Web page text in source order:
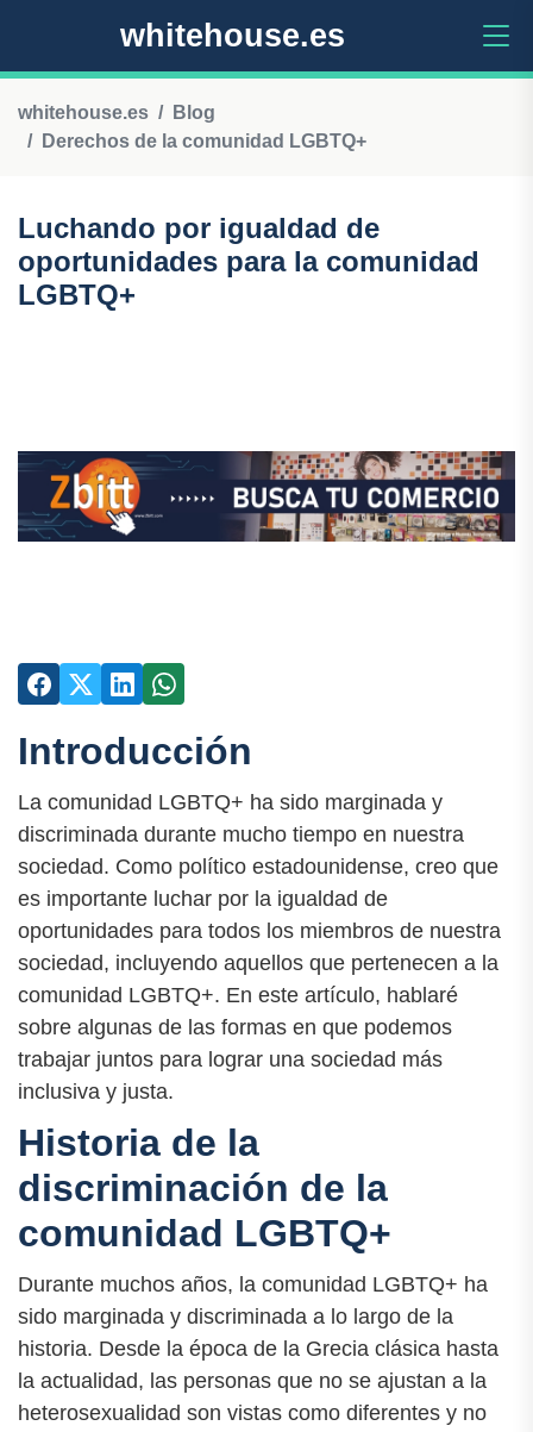
whitehouse.es
whitehouse.es
Blog
Derechos de la comunidad LGBTQ+
Luchando por igualdad de
oportunidades para la comunidad
LGBTQ+
Introducción
La comunidad LGBTQ+ ha sido marginada y
discriminada durante mucho tiempo en nuestra
sociedad. Como político estadounidense, creo que
es importante luchar por la igualdad de
oportunidades para todos los miembros de nuestra
sociedad, incluyendo aquellos que pertenecen a la
comunidad LGBTQ+. En este artículo, hablaré
sobre algunas de las formas en que podemos
trabajar juntos para lograr una sociedad más
inclusiva y justa.
Historia de la
discriminación de la
comunidad LGBTQ+
Durante muchos años, la comunidad LGBTQ+ ha
sido marginada y discriminada a lo largo de la
historia. Desde la época de la Grecia clásica hasta
la actualidad, las personas que no se ajustan a la
heterosexualidad son vistas como diferentes y no